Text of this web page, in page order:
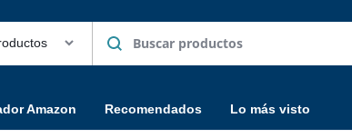
Amazon Recomendados Lo más visto